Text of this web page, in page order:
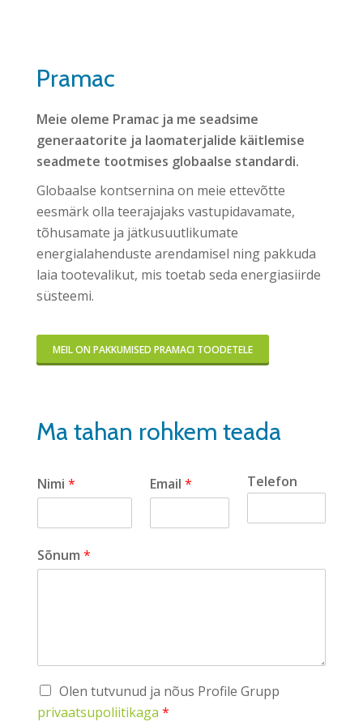
Pramac
Meie oleme Pramac ja me seadsime
generaatorite ja laomaterjalide käitlemise
seadmete tootmises globaalse standardi.
Globaalse kontsernina on meie ettevõtte
eesmärk olla teerajajaks vastupidavamate,
tõhusamate ja jätkusuutlikumate
energialahenduste arendamisel ning pakkuda
laia tootevalikut, mis toetab seda energiasiirde
süsteemi.
MEIL ON PAKKUMISED PRAMACI TOODETELE
Ma tahan rohkem teada
Nimi * Email* Telefon
Sõnum *
Olen tutvunud ja nõus Profile Grupp
privaatsupoliitikaga *